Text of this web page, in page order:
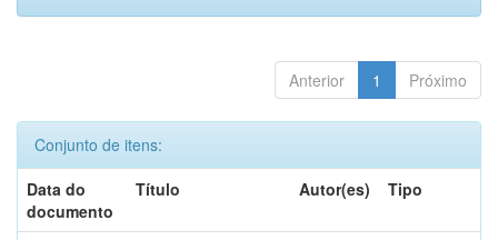
Anterior 1 Próximo
Conjunto de itens:
Data do
documento
Título Autor(es) Tipo